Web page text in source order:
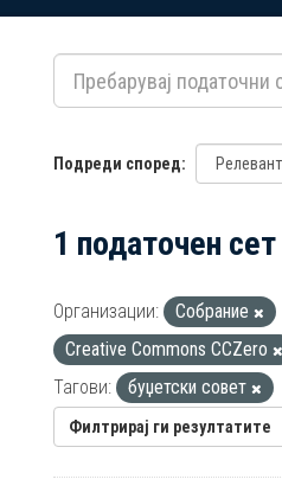
содржина
Подреди според
1 податочен
Организации: Собрание
Creative Commons CCZero
Тагови:
буџетски совет
Филтрирај ги резултатите